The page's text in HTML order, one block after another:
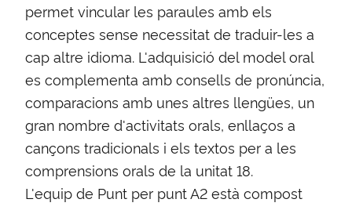
permet vincular les paraules amb els
conceptes sense necessitat de traduir-les a
cap altre idioma. L'adquisició del model oral
es complementa amb consells de pronúncia,
comparacions amb unes altres llengües, un
gran nombre d'activitats orals, enllaços a
cançons tradicionals i els textos per a les
comprensions orals de la unitat 18.
L'equip de Punt per punt A2 està compost